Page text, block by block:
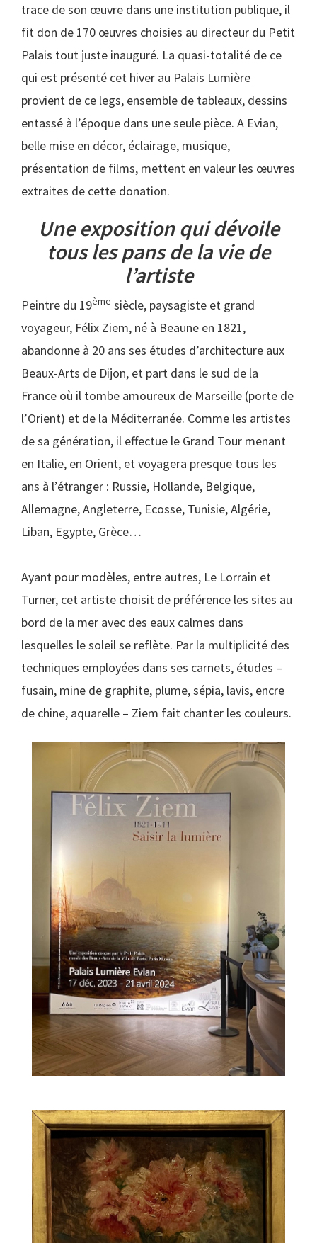
trace de son œuvre dans une institution publique, il
fit don de 170 œuvres choisies au directeur du Petit
Palais tout juste inauguré. La quasi-totalité de ce
qui est présenté cet hiver au Palais Lumière
provient de ce legs, ensemble de tableaux, dessins
entassé à l’époque dans une seule pièce. A Evian,
belle mise en décor, éclairage, musique,
présentation de films, mettent en valeur les œuvres
extraites de cette donation.
Une exposition qui dévoile
tous les pans de la vie de
l’artiste
Peintre du 19ème siècle, paysagiste et grand
voyageur, Félix Ziem, né à Beaune en 1821,
abandonne à 20 ans ses études d’architecture aux
Beaux-Arts de Dijon, et part dans le sud de la
France où il tombe amoureux de Marseille (porte de
l’Orient) et de la Méditerranée. Comme les artistes
de sa génération, il effectue le Grand Tour menant
en Italie, en Orient, et voyagera presque tous les
ans à l’étranger : Russie, Hollande, Belgique,
Allemagne, Angleterre, Ecosse, Tunisie, Algérie,
Liban, Egypte, Grèce…
Ayant pour modèles, entre autres, Le Lorrain et
Turner, cet artiste choisit de préférence les sites au
bord de la mer avec des eaux calmes dans
lesquelles le soleil se reflète. Par la multiplicité des
techniques employées dans ses carnets, études –
fusain, mine de graphite, plume, sépia, lavis, encre
de chine, aquarelle – Ziem fait chanter les couleurs.